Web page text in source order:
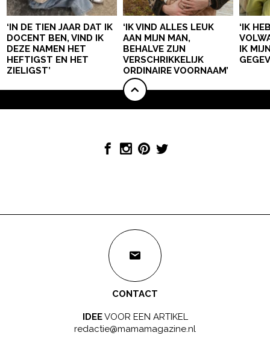
‘IN DE TIEN JAAR DAT IK
DOCENT BEN, VIND IK
DEZE NAMEN HET
HEFTIGST EN HET
ZIELIGST’
‘IK VIND ALLES LEUK
AAN MIJN MAN,
BEHALVE ZIJN
VERSCHRIKKELIJK
ORDINAIRE VOORNAAM’
‘IK
IK
CONTACT
IDEEVOOR EEN ARTIKEL
redactie@mamamagazine.nl